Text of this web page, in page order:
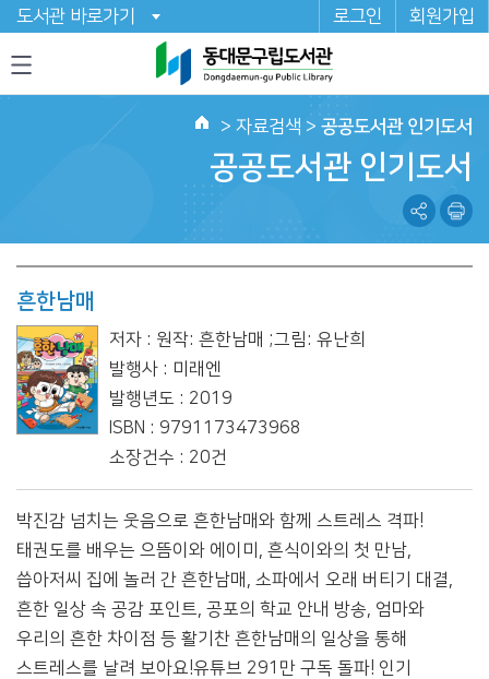
도서관 바로가기 로그인 회원가입
홈
> 자료검색 > 공공도서관 인기도서
공공도서관 인기도서
흔한남매
저자 : 원작: 흔한남매 ;그림: 유난희
발행사 : 미래엔
발행년도 : 2019
ISBN : 9791173473968
소장건수 : 20건
박진감 넘치는 웃음으로 흔한남매와 함께 스트레스 격파!
태권도를 배우는 으뜸이와 에이미, 흔식이와의 첫 만남,
씁아저씨 집에 놀러 간 흔한남매, 소파에서 오래 버티기 대결,
흔한 일상 속 공감 포인트, 공포의 학교 안내 방송, 엄마와
우리의 흔한 차이점 등 활기찬 흔한남매의 일상을 통해
스트레스를 날려 보아요!유튜브 291만 구독 돌파! 인기